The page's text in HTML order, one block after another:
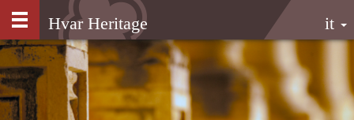
contenuto
principale
Hvar Heritage it